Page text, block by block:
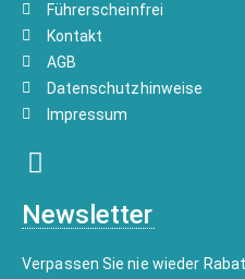
Führerscheinfrei
Kontakt
AGB
Datenschutzhinweise
Impressum
Newsletter
Verpassen Sie nie wieder